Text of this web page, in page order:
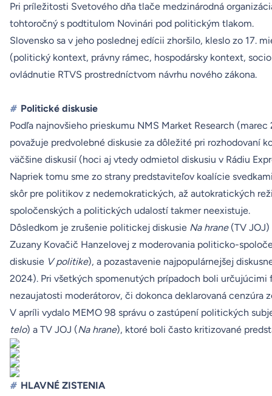
Pri príležitosti Svetového dňa tlače medzinárodná
tohtoročný s podtitulom Novinári pod politickým tlakom.
Slovensko sa v jeho poslednej edícii zhoršilo, kleslo zo 17.
(politický kontext, právny rámec, hospodársky kontext,
ovládnutie RTVS prostredníctvom návrhu nového zákona.
# Politické diskusie
Podľa najnovšieho prieskumu NMS Market Research (marec
považuje predvolebné diskusie za dôležité pri rozhodovaní
väčšine diskusií (hoci aj vtedy odmietol diskusiu v Rádiu
Napriek tomu sme zo strany predstaviteľov koalície
skôr pre politikov z nedemokratických, až autokratických
spoločenských a politických udalostí takmer neexistuje.
Dôsledkom je zrušenie politickej diskusie Na hrane(TV
Zuzany Kovačič Hanzelovej z moderovania politicko-
diskusie V politike), a pozastavenie najpopulárnejšej
2024). Pri všetkých spomenutých prípadoch boli
nezaujatosti moderátorov, či dokonca deklarovaná cenzúra
V apríli vydalo MEMO 98 správu o zastúpení politických
telo) a TV JOJ (Na hrane), ktoré boli často kritizované
# HLAVNÉ ZISTENIA